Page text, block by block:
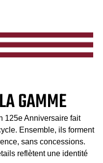
GAMME
125e Anniversaire fait
Ensemble, ils forment
sans concessions.
reflètent une identité